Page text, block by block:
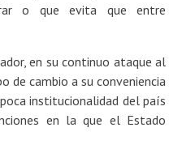
o que evita que entre
en su continuo ataque al
de cambio a su conveniencia
institucionalidad del país
en la que el Estado